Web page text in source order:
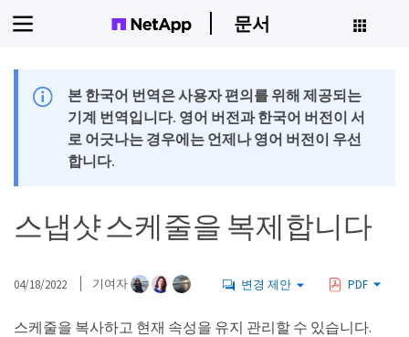
문서
본 한국어 번역은 사용자 편의를 위해 제공되는
기계 번역입니다. 영어 버전과 한국어 버전이 서
로 어긋나는 경우에는 언제나 영어 버전이 우선
합니다.
스냅샷 스케줄을 복제합니다
04/18/2022 기여자 변경 제안 PDF
스케줄을 복사하고 현재 속성을 유지 관리할 수 있습니다.